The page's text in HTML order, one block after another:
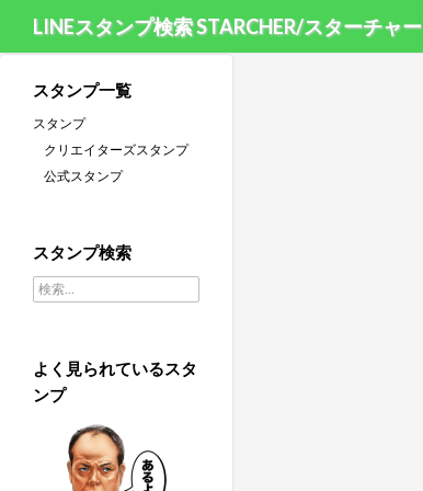
LINEスタンプ検索 STARCHER/スターチャー
スタンプ一覧
スタンプ
クリエイターズスタンプ
公式スタンプ
スタンプ検索
検索:
よく見られているスタ
ンプ